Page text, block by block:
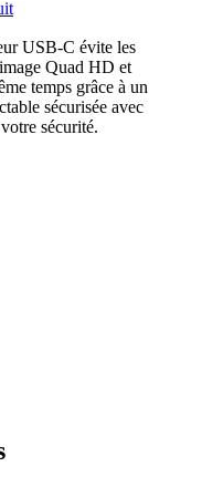
USB-C évite les
Quad HD et
temps grâce à un
sécurisée avec
sécurité.